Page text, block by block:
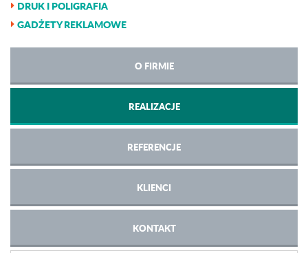
DRUK I POLIGRAFIA
GADŻETY REKLAMOWE
O FIRMIE
REALIZACJE
REFERENCJE
KLIENCI
KONTAKT